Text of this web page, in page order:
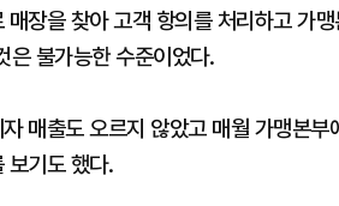
매장을 찾아 고객 항의를 처리하고 가
은 불가능한 수준이었다.
매출도 오르지 않았고 매월 가맹본
보기도 했다.